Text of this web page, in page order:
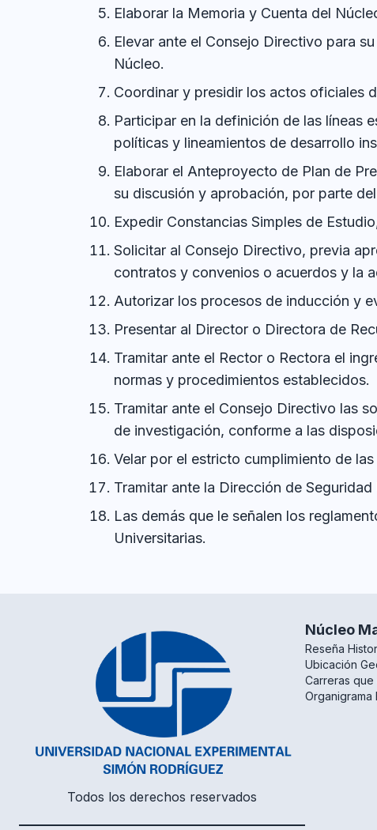
Elaborar la Memoria y Cuenta del
Elevar ante el Consejo Directivo para
Núcleo.
Coordinar y presidir los actos oficiales
Participar en la definición de las líneas
políticas y lineamientos de desarrollo
Elaborar el Anteproyecto de Plan de
su discusión y aprobación, por parte
Expedir Constancias Simples de
Solicitar al Consejo Directivo, previa
contratos y convenios o acuerdos y la
Autorizar los procesos de inducción y
Presentar al Director o Directora de
Tramitar ante el Rector o Rectora el
normas y procedimientos establecidos.
Tramitar ante el Consejo Directivo las
de investigación, conforme a las
Velar por el estricto cumplimiento de
Tramitar ante la Dirección de
Las demás que le señalen los
Universitarias.
Todos los derechos reservados
Núcleo
Reseña
Ubicación
Carreras
Organigrama